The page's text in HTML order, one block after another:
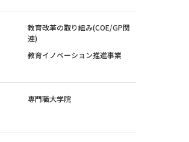
教育改革の取り組み(COE/GP関
連)
教育イノベーション推進事業
専門職大学院